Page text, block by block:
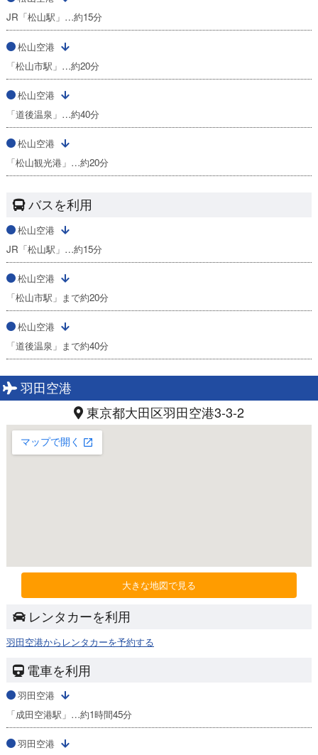
JR「松山駅」…約15分
松山空港
「松山市駅」…約20分
松山空港
「道後温泉」…約40分
松山空港
「松山観光港」…約20分
バスを利用
松山空港
JR「松山駅」…約15分
松山空港
「松山市駅」まで約20分
松山空港
「道後温泉」まで約40分
羽田空港
東京都大田区羽田空港3-3-2
大きな地図で見る
レンタカーを利用
羽田空港からレンタカーを予約する
電車を利用
羽田空港
「成田空港駅」…約1時間45分
羽田空港